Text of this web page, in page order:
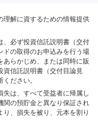
理解に資するための情報提供
、必ず投資信託説明書（交付
ドの取得のお申込みを行う場
らかじめ、または同時に販
信託説明書（交付目論見
ださい。
は、すべて受益者に帰属し
関の預貯金と異なり保証され
、損失を被り、元本を割り